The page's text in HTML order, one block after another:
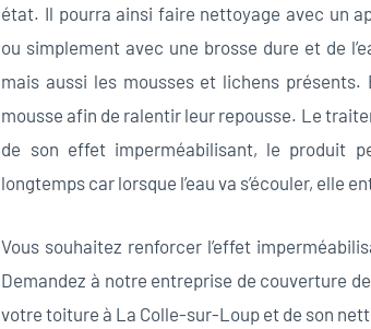
état. Il pourra ainsi faire nettoyage avec un
ou simplement avec une brosse dure et de
mais aussi les mousses et lichens
mousse afin de ralentir leur repousse. Le
de son effet imperméabilisant, le produit
longtemps car lorsque l’eau va s’écouler, elle
Vous souhaitez renforcer l’effet
Demandez à notre entreprise de couverture
votre toiture à La Colle-sur-Loup et de son